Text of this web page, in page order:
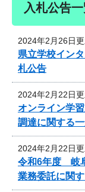
入札公告
2024年2月26日
県立学校イン
札公告
2024年2月22日
オンライン学
調達に関する
2024年2月22日
令和6年度 岐
業務委託に関